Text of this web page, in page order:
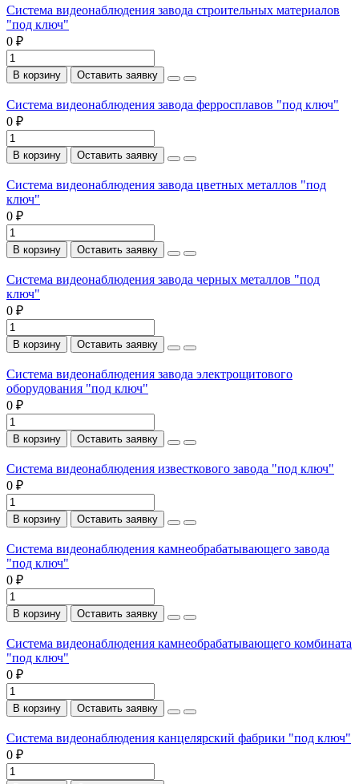
Система видеонаблюдения завода строительных материалов
"под ключ"
0 ₽
В корзину Оставить заявку
Система видеонаблюдения завода ферросплавов "под ключ"
0 ₽
В корзину Оставить заявку
Система видеонаблюдения завода цветных металлов "под
ключ"
0 ₽
В корзину Оставить заявку
Система видеонаблюдения завода черных металлов "под
ключ"
0 ₽
В корзину Оставить заявку
Система видеонаблюдения завода электрощитового
оборудования "под ключ"
0 ₽
В корзину Оставить заявку
Система видеонаблюдения известкового завода "под ключ"
0 ₽
В корзину Оставить заявку
Система видеонаблюдения камнеобрабатывающего завода
"под ключ"
0 ₽
В корзину Оставить заявку
Система видеонаблюдения камнеобрабатывающего комбината
"под ключ"
0 ₽
В корзину Оставить заявку
Система видеонаблюдения канцелярский фабрики "под ключ"
0 ₽